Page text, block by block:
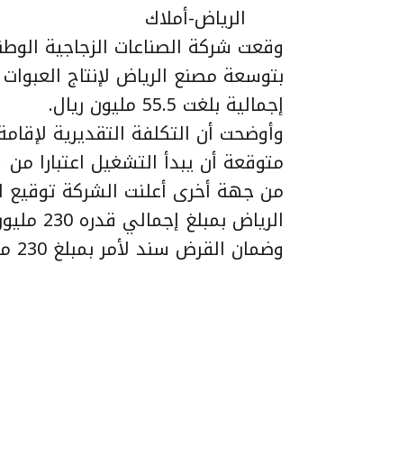
الرياض-أملاك
وقعت شركة الصناعات الزجاجية
بتوسعة مصنع الرياض لإنتاج
إجمالية بلغت 55.5 مليون ريال.
متوقعة أن يبدأ التشغيل اعتبارا من 01 اكتوبر 2014.
من جهة أخرى أعلنت الشركة
وضمان القرض سند لأمر بمبلغ 230 مليون ريال.